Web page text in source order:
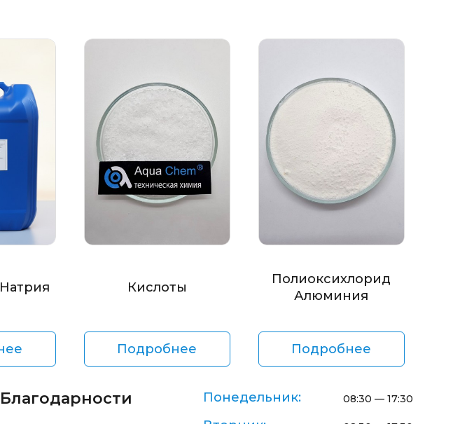
Кислоты
Подробнее
Полиоксихлорид
Алюминия
Подробнее
Благодарности Понедельник: 08:30 — 17:30